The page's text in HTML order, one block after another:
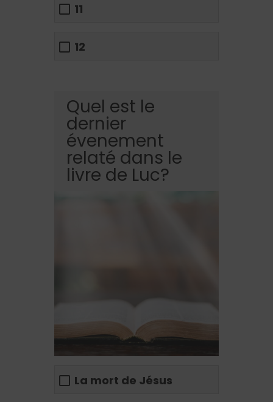
11
12
Quel est le
dernier
évenement
relaté dans le
livre de Luc?
La mort de Jésus